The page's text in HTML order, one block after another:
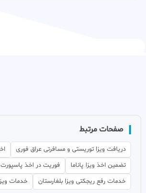
صفحات مرتبط
دریافت ویزا توریستی و مسافرتی عراق فوری
تضمین اخذ ویزا پاناما
فوریت در اخذ پاسپورت
خدمات رفع ریجکتی ویزا بلغارستان
خدمات